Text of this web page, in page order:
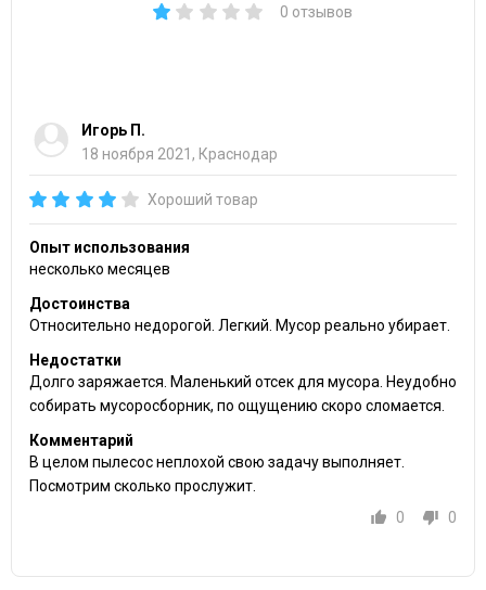
0 отзывов
Игорь П.
18 ноября 2021, Краснодар
Хороший товар
Опыт использования
несколько месяцев
Достоинства
Относительно недорогой. Легкий. Мусор реально убирает.
Недостатки
Долго заряжается. Маленький отсек для мусора. Неудобно
собирать мусоросборник, по ощущению скоро сломается.
Комментарий
В целом пылесос неплохой свою задачу выполняет.
Посмотрим сколько прослужит.
0
0